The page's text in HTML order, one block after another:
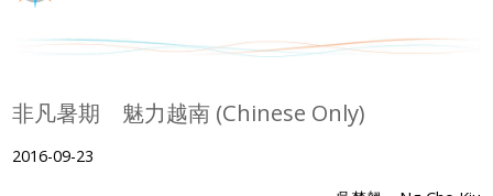
非凡暑期 魅力越南 (Chinese Only)
2016-09-23